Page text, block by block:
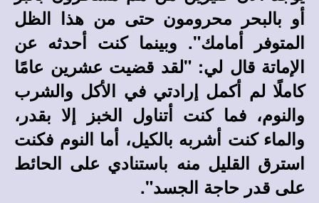
أو بالبحر محرومون حتى من هذا الظل
المتوفر أمامك". وبينما كنت أحدثه عن
الإماتة قال لي: "لقد قضيت عشرين عامًا
كاملًا لم أكمل إرادتي في الأكل والشرب
والنوم، فما كنت أتناول الخبز إلا بقدر،
والماء كنت أشربه بالكيل، أما النوم فكنت
استرق القليل منه باستنادي على الحائط
على قدر حاجة الجسد".